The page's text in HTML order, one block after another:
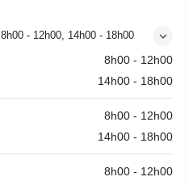
8h00 - 12h00, 14h00 - 18h00
8h00 - 12h00
14h00 - 18h00
8h00 - 12h00
14h00 - 18h00
8h00 - 12h00